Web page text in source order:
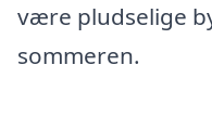
være pludselige
sommeren.